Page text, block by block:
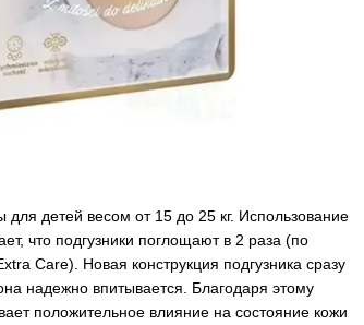
детей весом от 15 до 25 кг. Использование
что подгузники поглощают в 2 раза (по
Care). Новая конструкция подгузника сразу
надежно впитывается. Благодаря этому
положительное влияние на состояние кожи